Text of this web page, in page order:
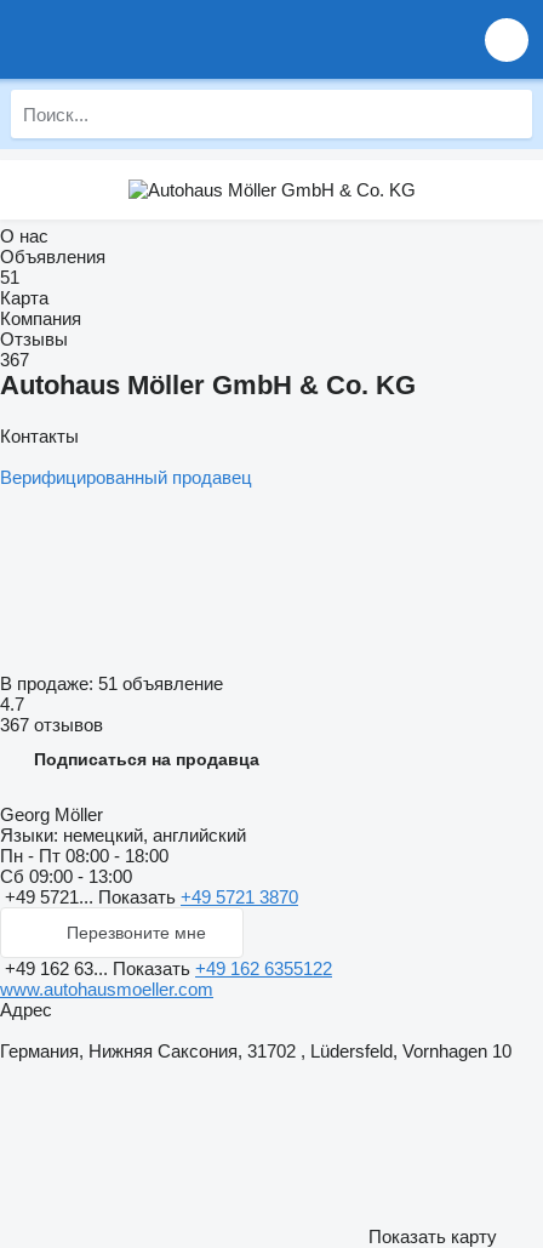
О нас
Объявления
51
Карта
Компания
Отзывы
367
Autohaus Möller GmbH & Co. KG
Контакты
Верифицированный продавец
В продаже: 51 объявление
4.7
367 отзывов
Подписаться на продавца
Georg Möller
Языки: немецкий, английский
Пн - Пт 08:00 - 18:00
Сб 09:00 - 13:00
+49 5721... Показать +49 5721 3870
Перезвоните мне
+49 162 63... Показать +49 162 6355122
www.autohausmoeller.com
Адрес
Германия, Нижняя Саксония, 31702 , Lüdersfeld, Vornhagen 10
Показать карту